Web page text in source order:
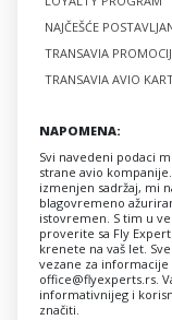
NAJČEŠĆE
TRANSAVIA
TRANSAVIA AVIO
NAPOMENA:
Svi navedeni podaci
strane avio
izmenjen sadržaj, mi
blagovremeno
istovremen. S tim u
proverite sa Fly
krenete na vaš let.
vezane za informacije
office@flyexperts.rs.
informativnijeg i
značiti.